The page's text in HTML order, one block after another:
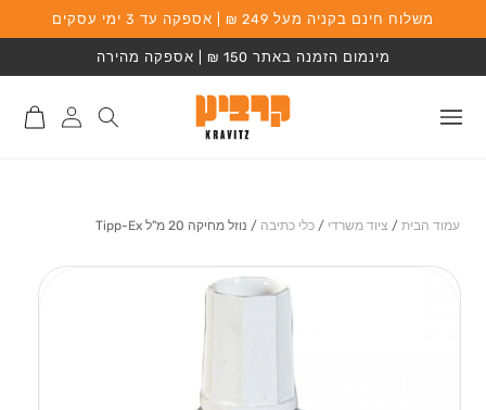
המשך לתוכן
משלוח חינם בקניה מעל 249 ₪ | אספקה עד 3 ימי עסקים
מינמום הזמנה באתר 150 ₪ | אספקה מהירה
התחברות
לאתר
סל
קניות
עמוד הבית / ציוד משרדי / כלי כתיבה / נוזל מחיקה 20 מ"ל Tipp-Ex
מעבר למידע על